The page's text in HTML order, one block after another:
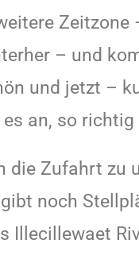
Zeitzone
– und
und jetzt –
an, so richtig
die Zufahrt zu
noch
Illecillewaet